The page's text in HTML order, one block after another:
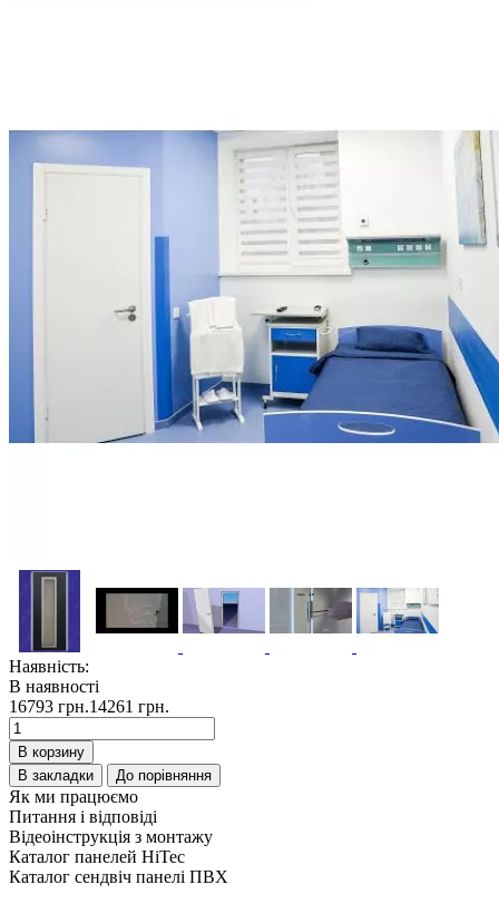
Наявність:
В наявності
16793 грн.14261 грн.
В корзину
В закладки
До порівняння
Як ми працюємо
Питання і відповіді
Відеоінструкція з монтажу
Каталог панелей HiTec
Каталог сендвіч панелі ПВХ